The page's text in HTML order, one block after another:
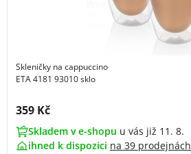
Skleničky na cappuccino
ETA 4181 93010 sklo
Cena s DPH:
359 Kč
Skladem v e-shopu u vás již 11. 8.
ihned k dispozici na 39 prodejnách